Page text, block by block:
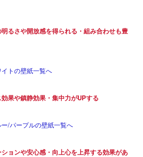
るさや開放感を得られる・組み合わせも豊
トの壁紙一覧へ
果や鎮静効果・集中力がUPする
/パープルの壁紙一覧へ
ョンや安心感・向上心を上昇する効果があ